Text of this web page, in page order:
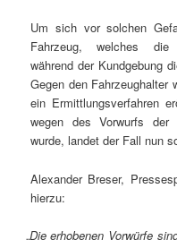
Um sich vor solchen
Fahrzeug, welch­es die
während der Kundge­bung
Gegen den Fahrzeughal­ter
ein Ermit­tlungsver­fahren
wegen des Vor­wurfs der
wurde, lan­det der Fall nun
Alexan­der Breser,
hierzu:
„Die erhobe­nen Vor­würfe